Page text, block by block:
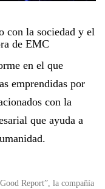
con la sociedad y el
de EMC
en el que
emprendidas por
con la
que ayuda a
Report”, la compañía